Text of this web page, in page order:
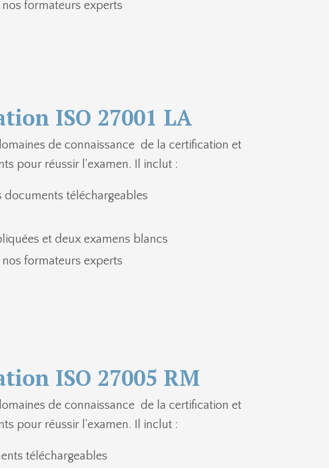
formateurs experts
ISO 27001 LA
de connaissance de la certification et
pour réussir l'examen. Il inclut :
documents téléchargeables
et deux examens blancs
formateurs experts
ISO 27005 RM
de connaissance de la certification et
pour réussir l'examen. Il inclut :
téléchargeables